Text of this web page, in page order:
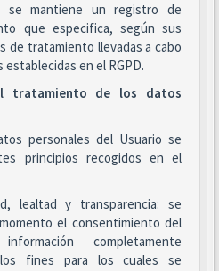
se mantiene un registro de
que especifica, según sus
de tratamiento llevadas a cabo
en el RGPD.
tratamiento de los datos
personales del Usuario se
principios recogidos en el
lealtad y transparencia: se
el consentimiento del
completamente
fines para los cuales se